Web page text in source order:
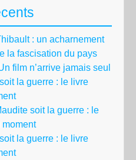
: un acharnement
la fascisation du pays
film n’arrive jamais seul
la guerre : le livre
soit la guerre : le
moment
la guerre : le livre